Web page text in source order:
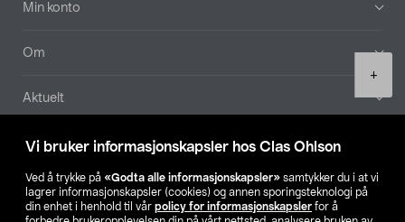
Vi bruker informasjonskapsler hos Clas Ohlson
Ved å trykke på «Godta alle informasjonskapsler» samtykker du i at vi
lagrer informasjonskapsler (cookies) og annen sporingsteknologi på
din enhet i henhold til vår policy for informasjonskapsler for å
+
Min konto
Om
Aktuelt
Våre selskaper
Finn din butikk